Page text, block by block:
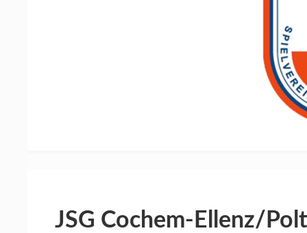
JSG Cochem-Ellenz/